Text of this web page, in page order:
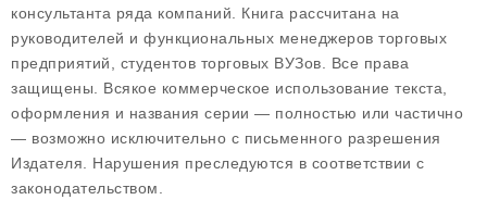
консультанта ряда компаний. Книга рассчитана на
руководителей и функциональных менеджеров торговых
предприятий, студентов торговых ВУЗов. Все права
защищены. Всякое коммерческое использование текста,
оформления и названия серии — полностью или частично
— возможно исключительно с письменного разрешения
Издателя. Нарушения преследуются в соответствии с
законодательством.